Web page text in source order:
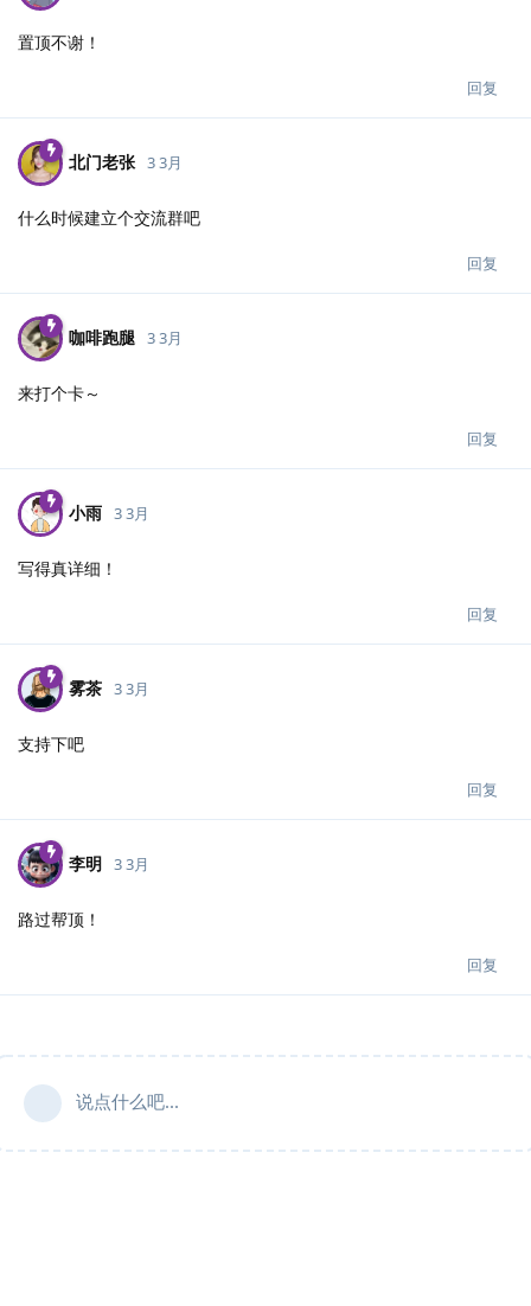
置顶不谢！
回复
北门老张 3 3月
什么时候建立个交流群吧
回复
咖啡跑腿 3 3月
来打个卡～
回复
小雨 3 3月
写得真详细！
回复
雾茶 3 3月
支持下吧
回复
李明 3 3月
路过帮顶！
回复
说点什么吧...